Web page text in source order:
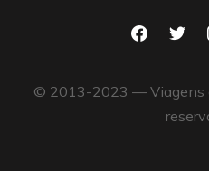
facebook
twitter
© 2013-2023 — Viagens